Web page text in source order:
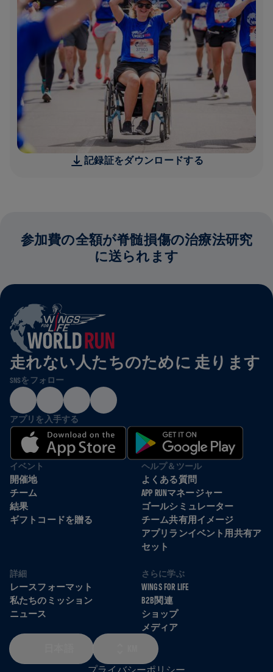
記録証をダウンロードする
参加費の全額が脊髄損傷の治療法研究
に送られます
走れない人たちのために 走ります
SNSをフォロー
アプリを入手する
イベント
開催地
チーム
結果
ギフトコードを贈る
ヘルプ＆ツール
よくある質問
APP RUNマネージャー
ゴールシミュレーター
チーム共有用イメージ
アプリランイベント用共有ア
セット
詳細
レースフォーマット
私たちのミッション
ニュース
さらに学ぶ
WINGS FOR LIFE
B2B関連
ショップ
メディア